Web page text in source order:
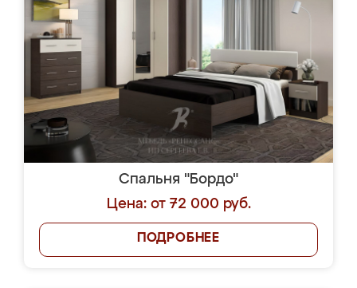
Спальня "Бордо"
Цена: от 72 000 руб.
ПОДРОБНЕЕ